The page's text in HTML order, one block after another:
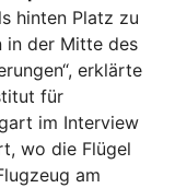
hinten Platz zu
in der Mitte des
erklärte
für
im Interview
wo die Flügel
am